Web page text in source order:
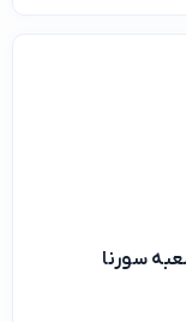
سورنا